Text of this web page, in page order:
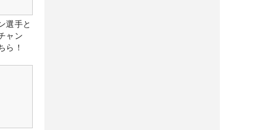
選手と
ャン
ら！